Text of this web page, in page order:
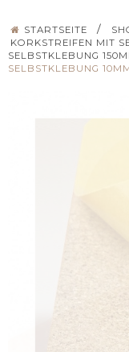
STARTSEITE /
KORKSTREIFEN MIT
SELBSTKLEBUNG
SELBSTKLEBUNG